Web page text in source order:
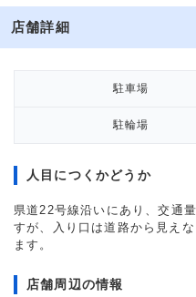
店舗詳細
駐車場
駐輪場
人目につくかどうか
県道22号線沿いにあり、交通
すが、入り口は道路から見え
ます。
店舗周辺の情報